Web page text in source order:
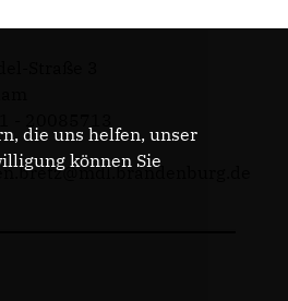
die uns helfen, unser
können Sie